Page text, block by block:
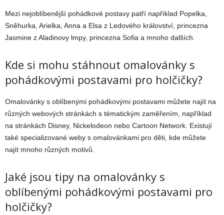
Mezi nejoblíbenější pohádkové postavy patří například Popelka,
Sněhurka, Arielka, Anna a Elsa z Ledového království, princezna
Jasmine z Aladinovy lmpy, princezna Sofia a mnoho dalších.
Kde si mohu stáhnout omalovánky s
pohádkovými postavami pro holčičky?
Omalovánky s oblíbenými pohádkovými postavami můžete najít na
různých webových stránkách s tématickým zaměřením, například
na stránkách Disney, Nickelodeon nebo Cartoon Network. Existují
také specializované weby s omalovánkami pro děti, kde můžete
najít mnoho různých motivů.
Jaké jsou tipy na omalovánky s
oblíbenými pohádkovými postavami pro
holčičky?